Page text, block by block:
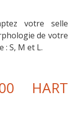
votre selle
de votre
: S, M et L.
HART